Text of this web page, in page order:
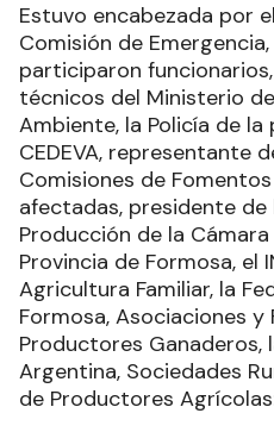
Estuvo encabezada por
Comisión de
participaron
técnicos del Ministerio
Ambiente, la Policía de la
CEDEVA, representante
Comisiones de
afectadas, presidente de
Producción de la
Provincia de Formosa, el
Agricultura Familiar, la
Formosa, Asociaciones y
Productores Ganaderos,
Argentina, Sociedades
de Productores